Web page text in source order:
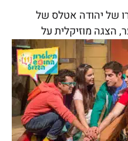
של יהודה אטלס של
הצגה מוזיקלית על